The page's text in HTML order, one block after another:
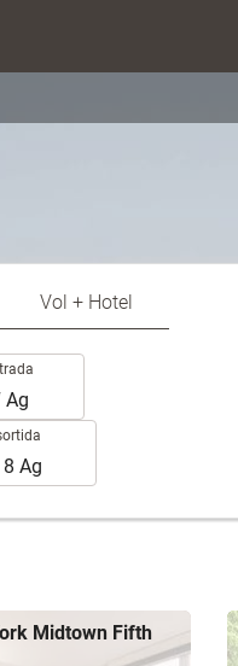
Vol + Hotel
Midtown Fifth